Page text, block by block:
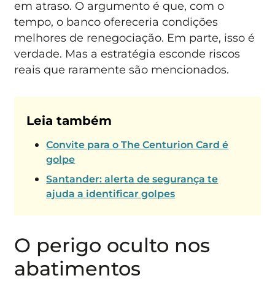
em atraso. O argumento é que, com o
tempo, o banco ofereceria condições
melhores de renegociação. Em parte, isso é
verdade. Mas a estratégia esconde riscos
reais que raramente são mencionados.
Leia também
Convite para o The Centurion Card é
golpe
Santander: alerta de segurança te
ajuda a identificar golpes
O perigo oculto nos
abatimentos